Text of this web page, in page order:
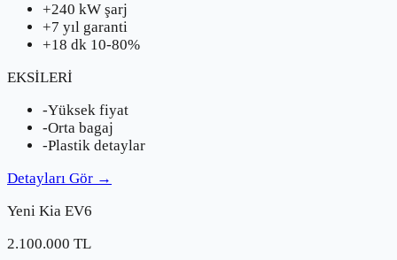
+240 kW şarj
+7 yıl garanti
+18 dk 10-80%
EKSİLERİ
-Yüksek fiyat
-Orta bagaj
-Plastik detaylar
Detayları Gör →
Yeni Kia EV6
2.100.000 TL